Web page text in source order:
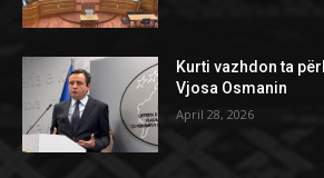
Kurti vazhdon ta
Vjosa Osmanin
April 28, 2026